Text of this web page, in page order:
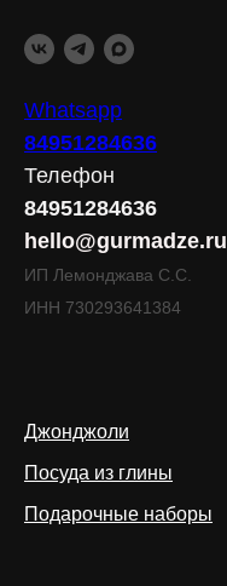
Whatsapp
84951284636
Телефон
84951284636
hello@gurmadze.ru
ИП Лемонджава С.С.
ИНН 730293641384
Джонджоли
Посуда из глины
Подарочные наборы